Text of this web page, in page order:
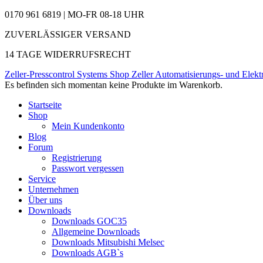
0170 961 6819 | MO-FR 08-18 UHR
ZUVERLÄSSIGER VERSAND
14 TAGE WIDERRUFSRECHT
Zeller-Presscontrol Systems Shop Zeller Automatisierungs- und
Es befinden sich momentan keine Produkte im Warenkorb.
Startseite
Shop
Mein Kundenkonto
Blog
Forum
Registrierung
Passwort vergessen
Service
Unternehmen
Über uns
Downloads
Downloads GOC35
Allgemeine Downloads
Downloads Mitsubishi Melsec
Downloads AGB`s